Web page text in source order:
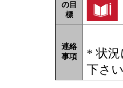
の目
標
連絡
事項
* 状
下さい